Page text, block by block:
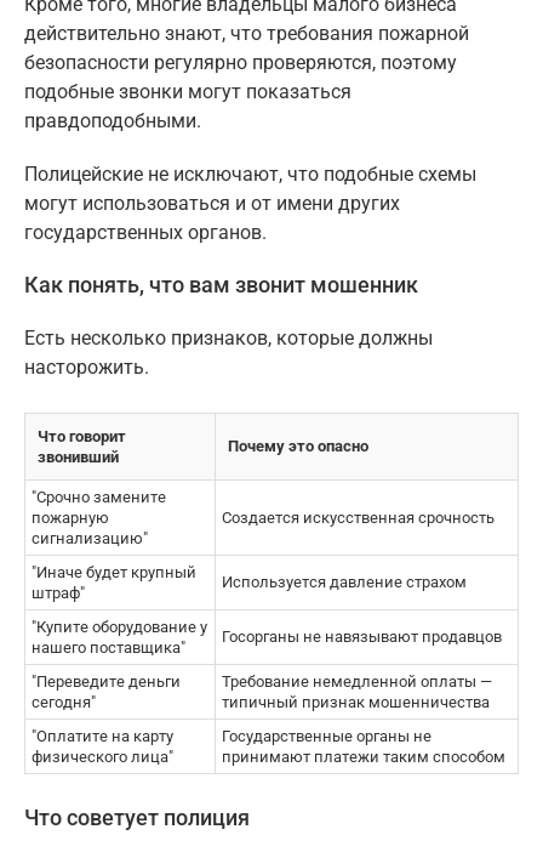
действительно знают, что требования пожарной
безопасности регулярно проверяются, поэтому
подобные звонки могут показаться
правдоподобными.
Полицейские не исключают, что подобные схемы
могут использоваться и от имени других
государственных органов.
Как понять, что вам звонит мошенник
Есть несколько признаков, которые должны
насторожить.
Что говорит
звонивший
Почему это опасно
"Срочно замените
пожарную
сигнализацию"
Создается искусственная срочность
"Иначе будет крупный
штраф"
Используется давление страхом
"Купите оборудование у
нашего поставщика"
Госорганы не навязывают продавцов
"Переведите деньги
сегодня"
Требование немедленной оплаты —
типичный признак мошенничества
"Оплатите на карту
физического лица"
Государственные органы не
принимают платежи таким способом
Что советует полиция